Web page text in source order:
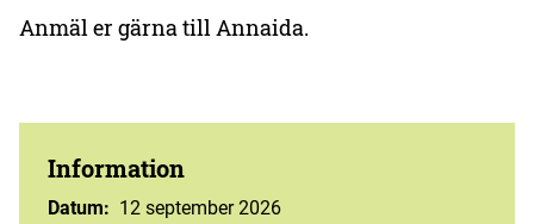
Anmäl er gärna till Annaida.
Information
Datum: 12 september 2026